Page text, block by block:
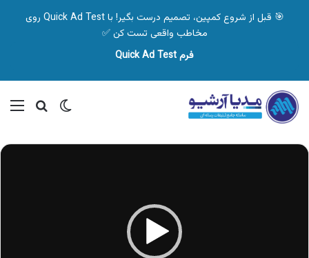
🎯 قبل از شروع کمپین، تصمیم درست بگیر! با Quick Ad Test روی
مخاطب واقعی تست کن ✅
فرم Quick Ad Test
تغییر پوسته
نمایشگر
ویدیو